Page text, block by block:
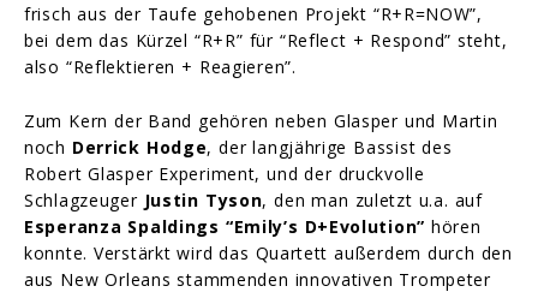
frisch aus der Taufe gehobenen Projekt “R+R=NOW”,
bei dem das Kürzel “R+R” für “Reflect + Respond” steht,
also “Reflektieren + Reagieren”.
Zum Kern der Band gehören neben Glasper und Martin
noch Derrick Hodge, der langjährige Bassist des
Robert Glasper Experiment, und der druckvolle
Schlagzeuger Justin Tyson, den man zuletzt u.a. auf
Esperanza Spaldings “Emily’s D+Evolution” hören
konnte. Verstärkt wird das Quartett außerdem durch den
aus New Orleans stammenden innovativen Trompeter